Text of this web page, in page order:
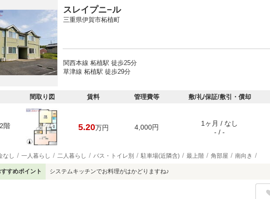
スレイプニ−ル
三重県伊賀市柘植町
関西本線 柘植駅 徒歩25分
草津線 柘植駅 徒歩29分
間取り図 賃料 管理費等 敷/礼/保証/敷引・償却
2階 5.20万円 4,000円
1ヶ月 / なし
- / -
なし 一人暮らし 二人暮らし バス・トイレ別 駐車場(近隣含) 最上階 角部屋 南向き
すすめポイント システムキッチンでお料理がはかどりますね♪